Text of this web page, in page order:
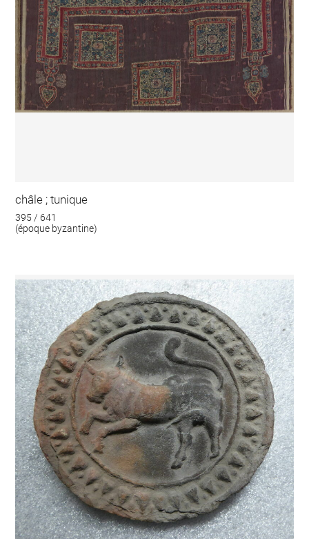
châle ; tunique
395 / 641
(époque byzantine)